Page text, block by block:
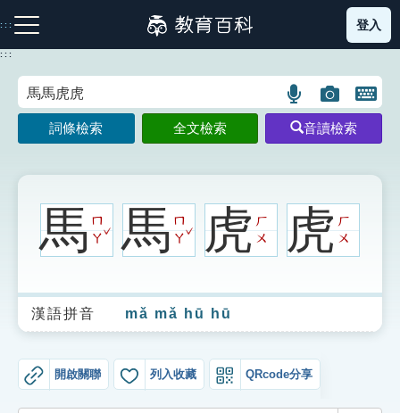
到
主
:::
注音索引圖示 筆畫索引圖示 部首索引表圖示
生字詞彙表
成語故事
登入
:::
語
言
搜
示
圖
片
搜
示
開
鍵
圖
詞條檢索 全文檢索 音讀檢索
馬ㄇ
ㄚ
ˇ馬ㄇ
ㄚ
ˇ虎ㄏ
ㄨ
虎ㄏ
ㄨ
漢語拼音 mǎ mǎ hū hū
開啟關聯 列入收藏 QRcode分享